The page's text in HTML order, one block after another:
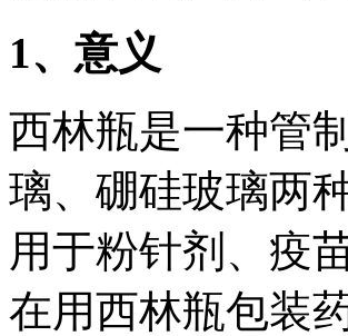
1、意义
西林瓶是一种管
璃、硼硅玻璃两
用于粉针剂、疫
在用西林瓶包装